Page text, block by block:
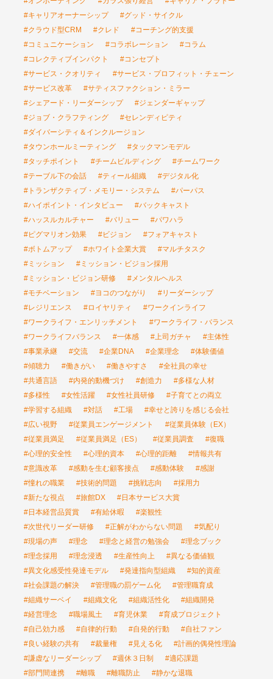
#キャリアオーナーシップ
#グッド・サイクル
#クラウド型CRM
#クレド
#コーチング的支援
#コミュニケーション
#コラボレーション
#コラム
#コレクティブインパクト
#コンセプト
#サービス・クオリティ
#サービス・プロフィット・チェーン
#サービス改革
#サティスファクション・ミラー
#シェアード・リーダーシップ
#ジェンダーギャップ
#ジョブ・クラフティング
#セレンディピティ
#ダイバーシティ＆インクルージョン
#タウンホールミーティング
#タックマンモデル
#タッチポイント
#チームビルディング
#チームワーク
#テーブル下の会話
#ティール組織
#デジタル化
#トランザクティブ・メモリー・システム
#パーパス
#ハイポイント・インタビュー
#バックキャスト
#ハッスルカルチャー
#バリュー
#パワハラ
#ピグマリオン効果
#ビジョン
#フォアキャスト
#ボトムアップ
#ホワイト企業大賞
#マルチタスク
#ミッション
#ミッション・ビジョン採用
#ミッション・ビジョン研修
#メンタルヘルス
#モチベーション
#ヨコのつながり
#リーダーシップ
#レジリエンス
#ロイヤリティ
#ワークインライフ
#ワークライフ・エンリッチメント
#ワークライフ・バランス
#ワークライフバランス
#一体感 #上司ガチャ
#主体性
#事業承継
#交流 #企業DNA #企業理念
#体験価値
#傾聴力
#働きがい #働きやすさ
#全社員の幸せ
#共通言語
#内発的動機づけ #創造力
#多様な人材
#多様性
#女性活躍 #女性社員研修
#子育てとの両立
#学習する組織
#対話 #工場
#幸せと誇りを感じる会社
#広い視野
#従業員エンゲージメント
#従業員体験（EX）
#従業員満足
#従業員満足（ES） #従業員調査
#復職
#心理的安全性
#心理的資本 #心理的距離
#情報共有
#意識改革
#感動を生む顧客接点 #感動体験
#感謝
#憧れの職業
#技術的問題 #挑戦志向
#採用力
#新たな視点
#旅館DX
#日本サービス大賞
#日本経営品質賞
#有給休暇
#楽観性
#次世代リーダー研修
#正解がわからない問題
#気配り
#現場の声
#理念 #理念と経営の勉強会
#理念ブック
#理念採用
#理念浸透 #生産性向上
#異なる価値観
#異文化感受性発達モデル
#発達指向型組織
#知的資産
#社会課題の解決
#管理職の罰ゲーム化
#管理職育成
#組織サーベイ
#組織文化 #組織活性化
#組織開発
#経営理念
#職場風土 #育児休業
#育成プロジェクト
#自己効力感
#自律的行動 #自発的行動
#自社ファン
#良い経験の共有
#裁量権 #見える化
#計画的偶発性理論
#謙虚なリーダーシップ
#週休３日制
#適応課題
#部門間連携
#離職 #離職防止 #静かな退職